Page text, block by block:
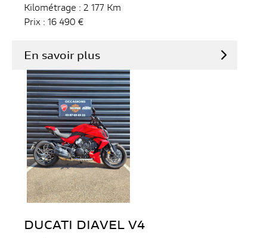
Kilométrage : 2 177 Km
Prix : 16 490 €
En savoir plus
DUCATI DIAVEL V4